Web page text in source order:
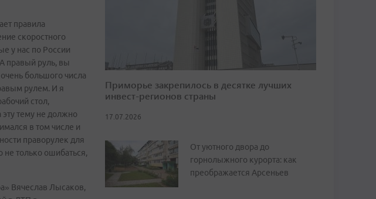
правила
скоростного
у нас по России
правый руль, вы
большого числа
рулем. И я
стол,
тему не должно
в том числе и
праворулек для
не только ошибаться,
Вячеслав Лысаков,
Приморье закрепилось в десятке лучших
инвест-регионов страны
17.07.2026
От уютного двора до
горнолыжного курорта: как
преображается Арсеньев